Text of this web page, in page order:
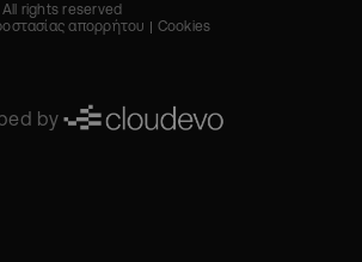
rights reserved
απορρήτου Cookies
by